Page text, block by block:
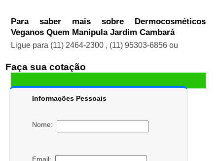
Para saber mais sobre Dermocosméticos
Veganos Quem Manipula Jardim Cambará
Ligue para (11) 2464-2300 , (11) 95303-6856 ou
Faça sua cotação
Informações Pessoais
Nome:
Email: